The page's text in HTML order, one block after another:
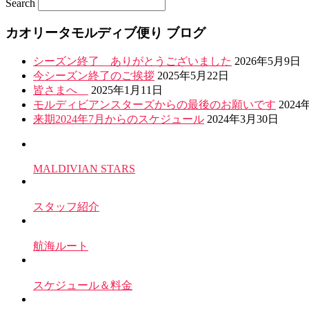
Search
カオリータモルディブ便り ブログ
シーズン終了 ありがとうございました 2026年5月9日
今シーズン終了のご挨拶 2025年5月22日
皆さまへ
2025年1月11日
モルディビアンスターズからの最後のお願いです 2024
来期2024年7月からのスケジュール 2024年3月30日
MALDIVIAN STARS
スタッフ紹介
航海ルート
スケジュール＆料金